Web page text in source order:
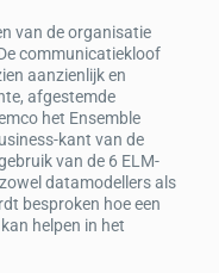
van de organisatie
communicatiekloof
aanzienlijk en
afgestemde
het Ensemble
kant van de
van de 6 ELM-
datamodellers als
besproken hoe een
helpen in het